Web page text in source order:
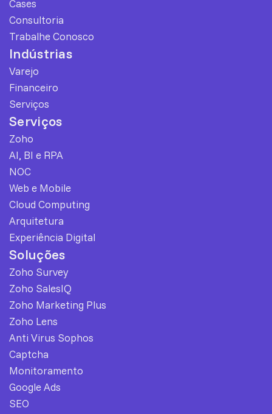
Cases
Consultoria
Trabalhe Conosco
Indústrias
Varejo
Financeiro
Serviços
Serviços
Zoho
AI, BI e RPA
NOC
Web e Mobile
Cloud Computing
Arquitetura
Experiência Digital
Soluções
Zoho Survey
Zoho SalesIQ
Zoho Marketing Plus
Zoho Lens
Anti Virus Sophos
Captcha
Monitoramento
Google Ads
SEO